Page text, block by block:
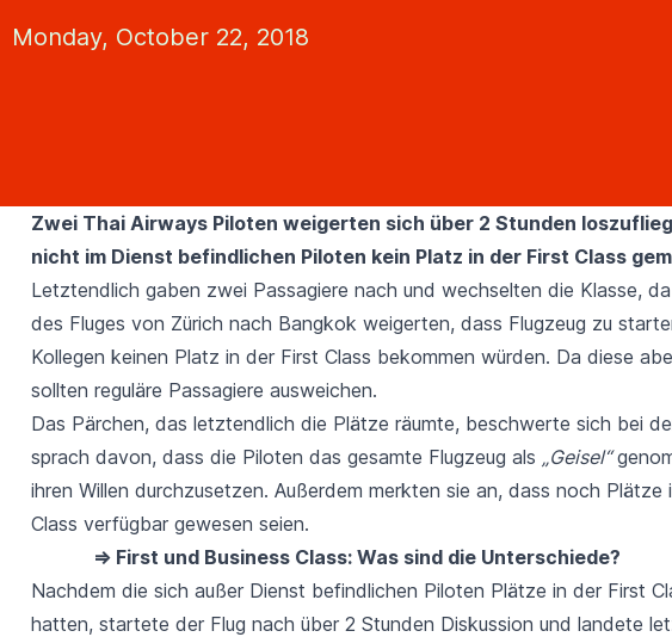
Monday, October 22, 2018
Zwei Thai Airways Piloten weigerten sich über 2 Stunden
nicht im Dienst befindlichen Piloten kein Platz in der First Class
Letztendlich gaben zwei Passagiere nach und wechselten die Klasse,
des Fluges von Zürich nach Bangkok weigerten, dass Flugzeug zu
Kollegen keinen Platz in der First Class bekommen würden. Da diese
sollten reguläre Passagiere ausweichen.
Das Pärchen, das letztendlich die Plätze räumte, beschwerte sich bei
sprach davon, dass die Piloten das gesamte Flugzeug als „Geisel“
ihren Willen durchzusetzen. Außerdem merkten sie an, dass noch Plätze
Class verfügbar gewesen seien.
⇒ First und Business Class: Was sind die Unterschiede?
Nachdem die sich außer Dienst befindlichen Piloten Plätze in der First
hatten, startete der Flug nach über 2 Stunden Diskussion und landete